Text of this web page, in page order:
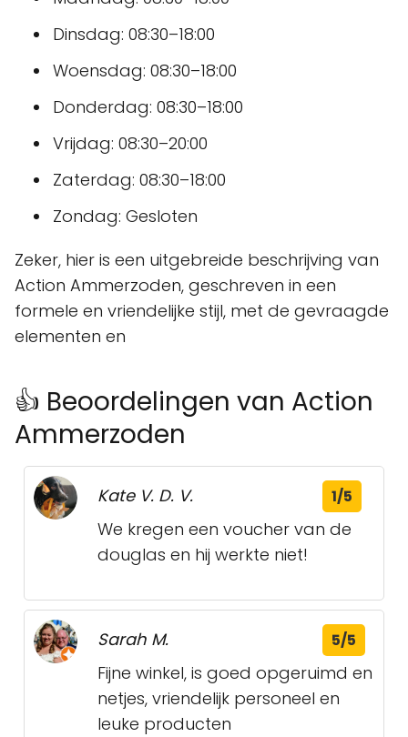
Dinsdag: 08:30–18:00
Woensdag: 08:30–18:00
Donderdag: 08:30–18:00
Vrijdag: 08:30–20:00
Zaterdag: 08:30–18:00
Zondag: Gesloten
Zeker, hier is een uitgebreide beschrijving van
Action Ammerzoden, geschreven in een
formele en vriendelijke stijl, met de gevraagde
elementen en
👍 Beoordelingen van Action
Ammerzoden
Kate V. D. V. 1/5
We kregen een voucher van de
douglas en hij werkte niet!
Sarah M. 5/5
Fijne winkel, is goed opgeruimd en
netjes, vriendelijk personeel en
leuke producten